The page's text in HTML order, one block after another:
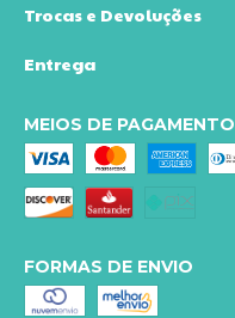
Trocas e Devoluções
Entrega
MEIOS DE PAGAMENTO
FORMAS DE ENVIO